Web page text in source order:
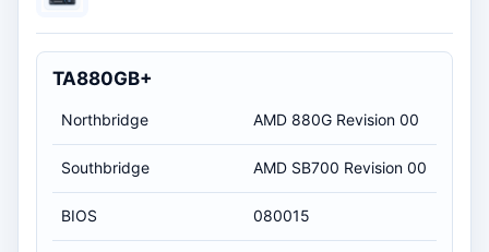
TA880GB+
Northbridge AMD 880G Revision 00
Southbridge AMD SB700 Revision 00
BIOS 080015